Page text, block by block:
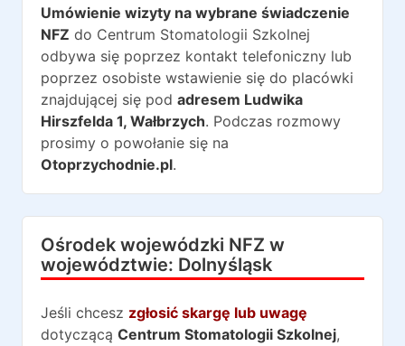
Umówienie wizyty na wybrane świadczenie
NFZ do Centrum Stomatologii Szkolnej
odbywa się poprzez kontakt telefoniczny lub
poprzez osobiste wstawienie się do placówki
znajdującej się pod adresem Ludwika
Hirszfelda 1, Wałbrzych. Podczas rozmowy
prosimy o powołanie się na
Otoprzychodnie.pl.
Ośrodek wojewódzki NFZ w
województwie: Dolnyśląsk
Jeśli chcesz zgłosić skargę lub uwagę
dotyczącą Centrum Stomatologii Szkolnej,